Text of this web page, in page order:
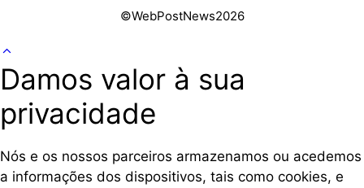
©WebPostNews2026
Damos valor à sua
privacidade
Nós e os nossos parceiros armazenamos ou acedemos
a informações dos dispositivos, tais como cookies, e